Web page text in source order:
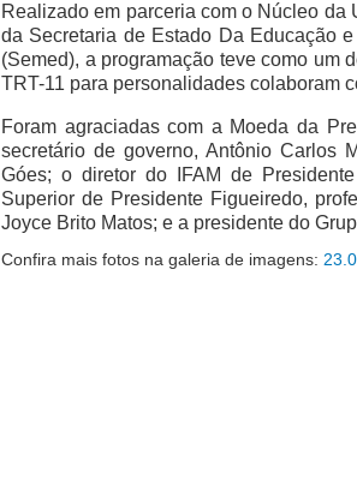
Realizado em parceria com o Núcleo
da Secretaria de Estado Da Educação
(Semed), a programação teve como um
TRT-11 para personalidades colaboram
Foram agraciadas com a Moeda da
secretário de governo, Antônio Carlos
Góes; o diretor do IFAM de
Superior de Presidente Figueiredo,
Joyce Brito Matos; e a presidente do
Confira mais fotos na galeria de imagens: